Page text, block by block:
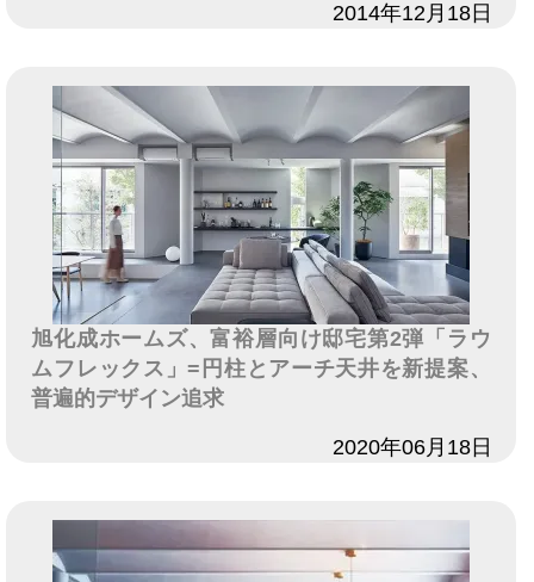
2014年12月18日
旭化成ホームズ、富裕層向け邸宅第2弾「ラウ
ムフレックス」=円柱とアーチ天井を新提案、
普遍的デザイン追求
2020年06月18日